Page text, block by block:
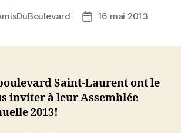
Date16 mai 2013
Saint-Laurentont le
inviter à leur Assemblée
2013!